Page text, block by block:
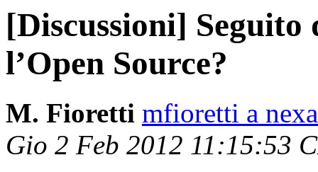
[Discussioni] Seguito
l’Open Source?
M. Fioretti mfioretti a
Gio 2 Feb 2012 11:15:53